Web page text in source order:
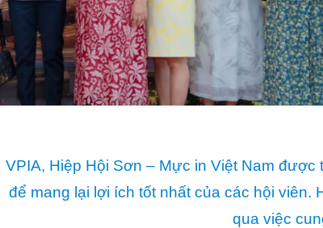
VPIA, Hiệp Hội Sơn – Mực in Việt Nam
để mang lại lợi ích tốt nhất của các hội
qua việc